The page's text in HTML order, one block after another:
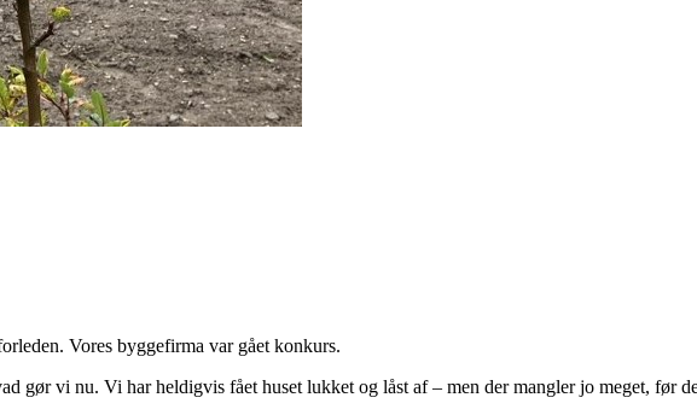
Vores byggefirma var gået konkurs.
gør vi nu. Vi har heldigvis fået huset lukket og låst af – men der mangler jo meget, før